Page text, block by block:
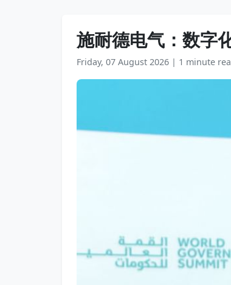
施耐德电气：数字
Friday, 07 August 2026 | 1 minute